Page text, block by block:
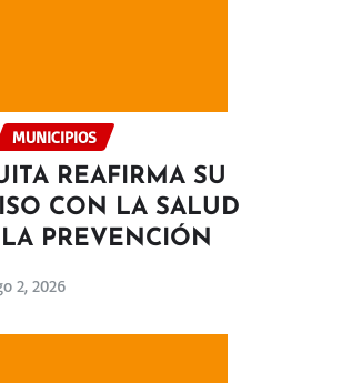
MUNICIPIOS
REAFIRMA SU
CON LA SALUD
PREVENCIÓN
2, 2026